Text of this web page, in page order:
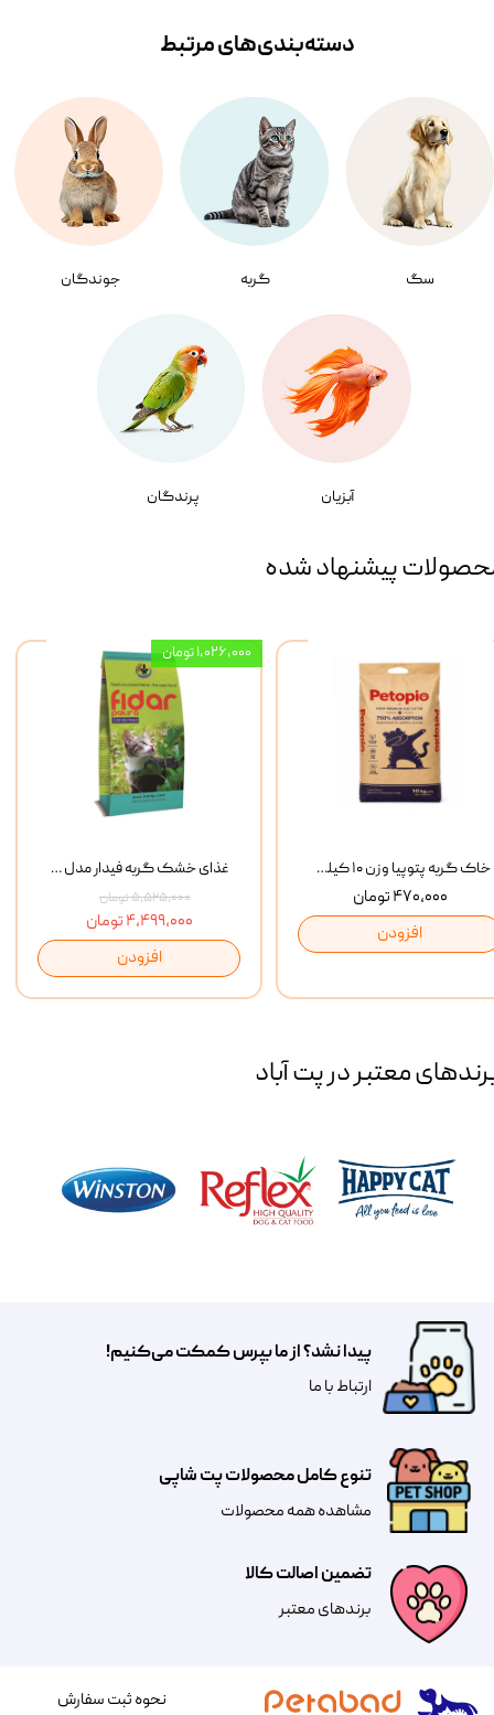
سگ گربه جوندگان
آبزیان پرندگان
دسته‌بندی‌‌های مرتبط
پیشنهاد شده
غذای خشک گربه فیدار مدل Adult وزن 10 کیلوگرم
۵,۵۲۵,۰۰۰ تومان
۴,۴۹۹,۰۰۰ تومان
افزودن
۱,۰۲۶,۰۰۰ تومان
خاک گربه پتوپیا وزن ۱۰ کیلوگرم
۴۷۰,۰۰۰ تومان
افزودن
معتبر در پت آباد
تضمین اصالت کالا
​​برندهای معتبر​​​​​​​
تنوع کامل محصولات پت شاپی
مشاهده همه محصولات
پیدا نشد؟ از ما بپرس کمکت می‌کنیم!
​​​ارتباط با ما
نحوه ثبت سفارش